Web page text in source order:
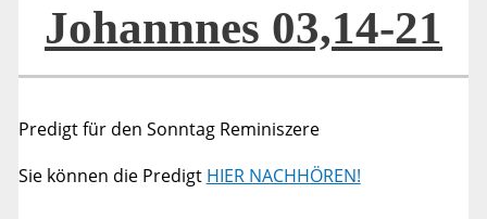
Johannnes 03,14-21
Predigt für den Sonntag Reminiszere
Sie können die Predigt HIER NACHHÖREN!